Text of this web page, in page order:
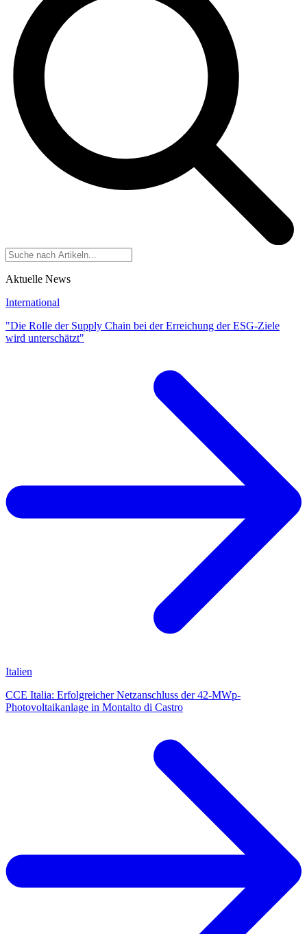
Aktuelle News
International
"Die Rolle der Supply Chain bei der Erreichung der ESG-Ziele
wird unterschätzt"
Italien
CCE Italia: Erfolgreicher Netzanschluss der 42-MWp-
Photovoltaikanlage in Montalto di Castro